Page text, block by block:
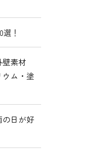
！
素材
ウム・塗
日が好